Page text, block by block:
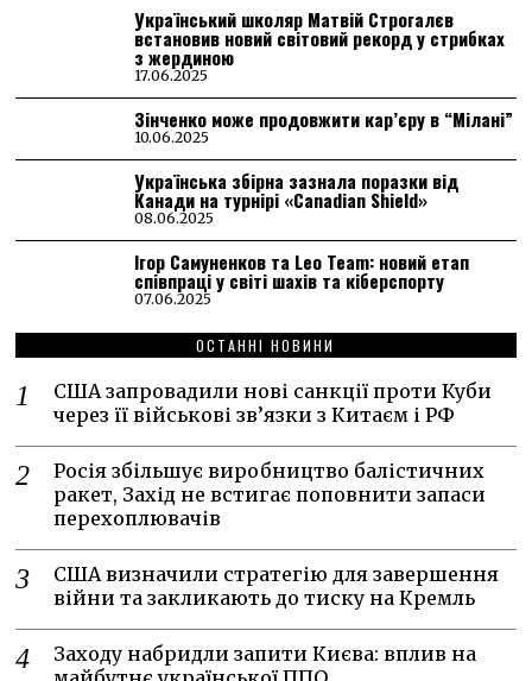
Український школяр Матвій Строгалєв
встановив новий світовий рекорд у стрибках
з жердиною
17.06.2025
Зінченко може продовжити кар’єру в “Мілані”
10.06.2025
Українська збірна зазнала поразки від
Канади на турнірі «Canadian Shield»
08.06.2025
Ігор Самуненков та Leo Team: новий етап
співпраці у світі шахів та кіберспорту
07.06.2025
ОСТАННІ НОВИНИ
США запровадили нові санкції проти Куби
через її військові зв’язки з Китаєм і РФ
Росія збільшує виробництво балістичних
ракет, Захід не встигає поповнити запаси
перехоплювачів
США визначили стратегію для завершення
війни та закликають до тиску на Кремль
Заходу набридли запити Києва: вплив на